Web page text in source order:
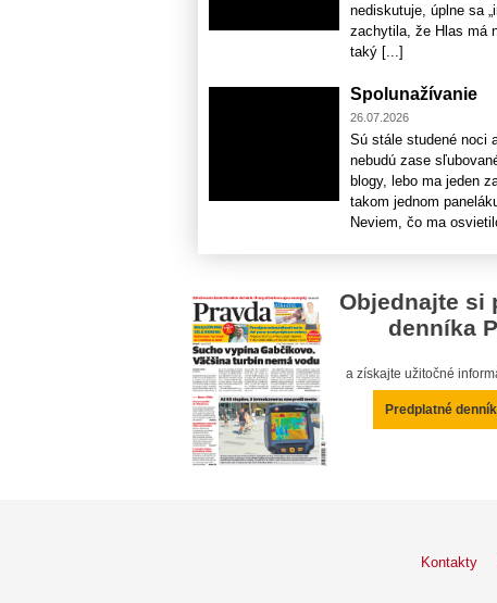
nediskutuje, úplne sa
zachytila, že Hlas má
taký [...]
Spolunažívanie
26.07.2026
Sú stále studené noci
nebudú zase
blogy, lebo ma jeden
takom jednom
Neviem, čo ma
Objednajte si
denníka
a získajte užitočné
Predplatné
Kontakty